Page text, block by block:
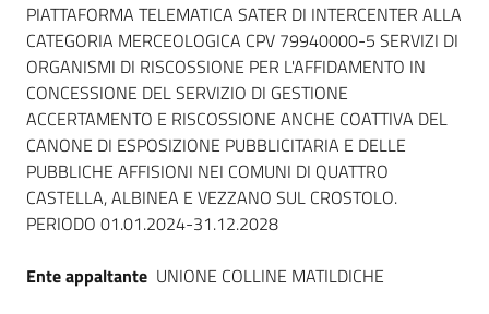
PIATTAFORMA TELEMATICA SATER DI INTERCENTER ALLA
CATEGORIA MERCEOLOGICA CPV 79940000-5 SERVIZI DI
ORGANISMI DI RISCOSSIONE PER L'AFFIDAMENTO IN
CONCESSIONE DEL SERVIZIO DI GESTIONE
ACCERTAMENTO E RISCOSSIONE ANCHE COATTIVA DEL
CANONE DI ESPOSIZIONE PUBBLICITARIA E DELLE
PUBBLICHE AFFISIONI NEI COMUNI DI QUATTRO
CASTELLA, ALBINEA E VEZZANO SUL CROSTOLO.
PERIODO 01.01.2024-31.12.2028
Ente appaltante UNIONE COLLINE MATILDICHE